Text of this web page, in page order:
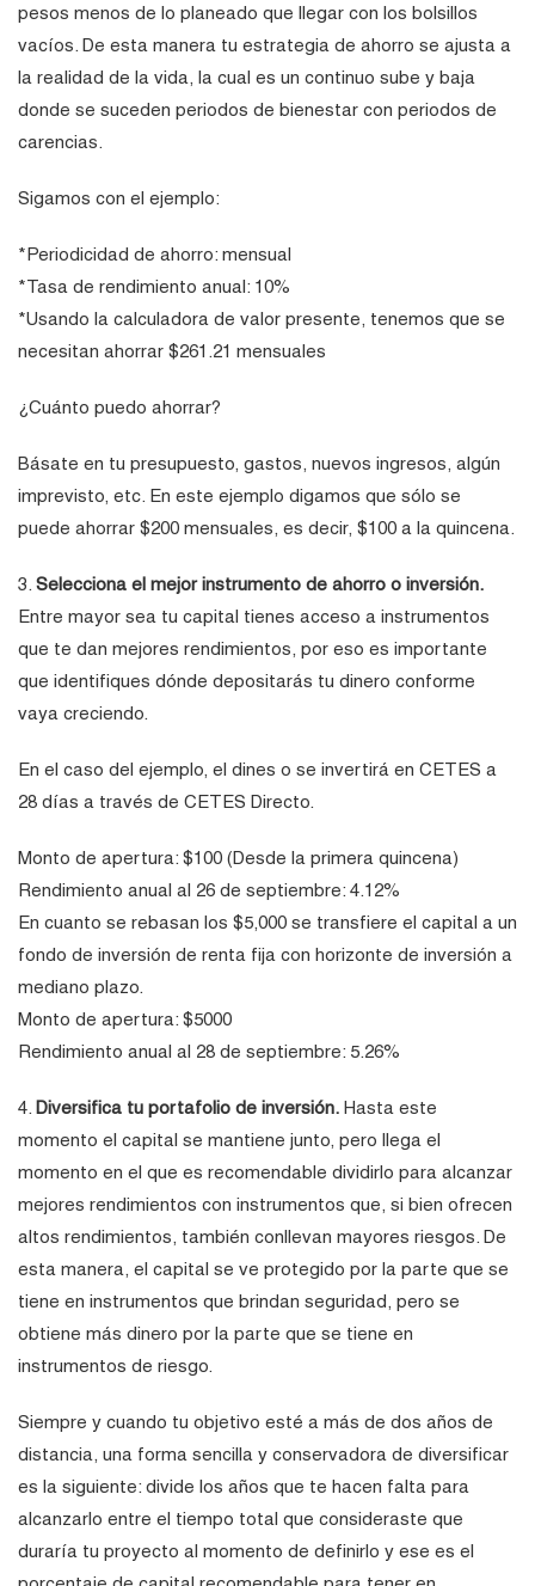
pesos menos de lo planeado que llegar con los bolsillos
vacíos. De esta manera tu estrategia de ahorro se ajusta a
la realidad de la vida, la cual es un continuo sube y baja
donde se suceden periodos de bienestar con periodos de
carencias.
Sigamos con el ejemplo:
*Periodicidad de ahorro: mensual
*Tasa de rendimiento anual: 10%
*Usando la calculadora de valor presente, tenemos que se
necesitan ahorrar $261.21 mensuales
¿Cuánto puedo ahorrar?
Básate en tu presupuesto, gastos, nuevos ingresos, algún
imprevisto, etc. En este ejemplo digamos que sólo se
puede ahorrar $200 mensuales, es decir, $100 a la quincena.
3. Selecciona el mejor instrumento de ahorro o inversión.
Entre mayor sea tu capital tienes acceso a instrumentos
que te dan mejores rendimientos, por eso es importante
que identifiques dónde depositarás tu dinero conforme
vaya creciendo.
En el caso del ejemplo, el dines o se invertirá en CETES a
28 días a través de CETES Directo.
Monto de apertura: $100 (Desde la primera quincena)
Rendimiento anual al 26 de septiembre: 4.12%
En cuanto se rebasan los $5,000 se transfiere el capital a un
fondo de inversión de renta fija con horizonte de inversión a
mediano plazo.
Monto de apertura: $5000
Rendimiento anual al 28 de septiembre: 5.26%
4. Diversifica tu portafolio de inversión. Hasta este
momento el capital se mantiene junto, pero llega el
momento en el que es recomendable dividirlo para alcanzar
mejores rendimientos con instrumentos que, si bien ofrecen
altos rendimientos, también conllevan mayores riesgos. De
esta manera, el capital se ve protegido por la parte que se
tiene en instrumentos que brindan seguridad, pero se
obtiene más dinero por la parte que se tiene en
instrumentos de riesgo.
Siempre y cuando tu objetivo esté a más de dos años de
distancia, una forma sencilla y conservadora de diversificar
es la siguiente: divide los años que te hacen falta para
alcanzarlo entre el tiempo total que consideraste que
duraría tu proyecto al momento de definirlo y ese es el